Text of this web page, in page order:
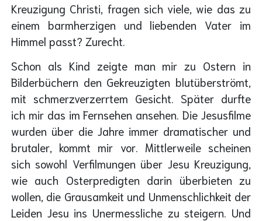
Kreuzigung Christi, fragen sich viele, wie das zu
einem barmherzigen und liebenden Vater im
Himmel passt? Zurecht.
Schon als Kind zeigte man mir zu Ostern in
Bilderbüchern den Gekreuzigten blutüberströmt,
mit schmerzverzerrtem Gesicht. Später durfte
ich mir das im Fernsehen ansehen. Die Jesusfilme
wurden über die Jahre immer dramatischer und
brutaler, kommt mir vor. Mittlerweile scheinen
sich sowohl Verfilmungen über Jesu Kreuzigung,
wie auch Osterpredigten darin überbieten zu
wollen, die Grausamkeit und Unmenschlichkeit der
Leiden Jesu ins Unermessliche zu steigern. Und